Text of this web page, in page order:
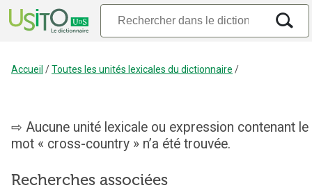
Accueil /Toutes les unités lexicales du dictionnaire /
Aucune unité lexicale ou expression contenant le
mot « cross-country » n’a été trouvée.
Recherches associées